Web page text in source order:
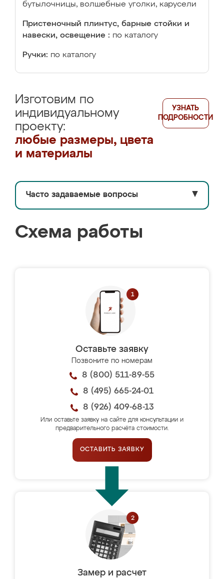
бутылочницы, волшебные уголки, карусели
Пристеночный плинтус, барные стойки и
навески, освещение : по каталогу
Ручки: по каталогу
Изготовим по
индивидуальному
проекту:
любые размеры, цвета
и материалы
УЗНАТЬ
ПОДРОБНОСТИ
Часто задаваемые вопросы ▼
Схема работы
Оставьте заявку
Позвоните по номерам
8 (800) 511-89-55
8 (495) 665-24-01
8 (926) 409-68-13
Или оставьте заявку на сайте для консультации и
предварительного расчёта стоимости.
ОСТАВИТЬ ЗАЯВКУ
Замер и расчет